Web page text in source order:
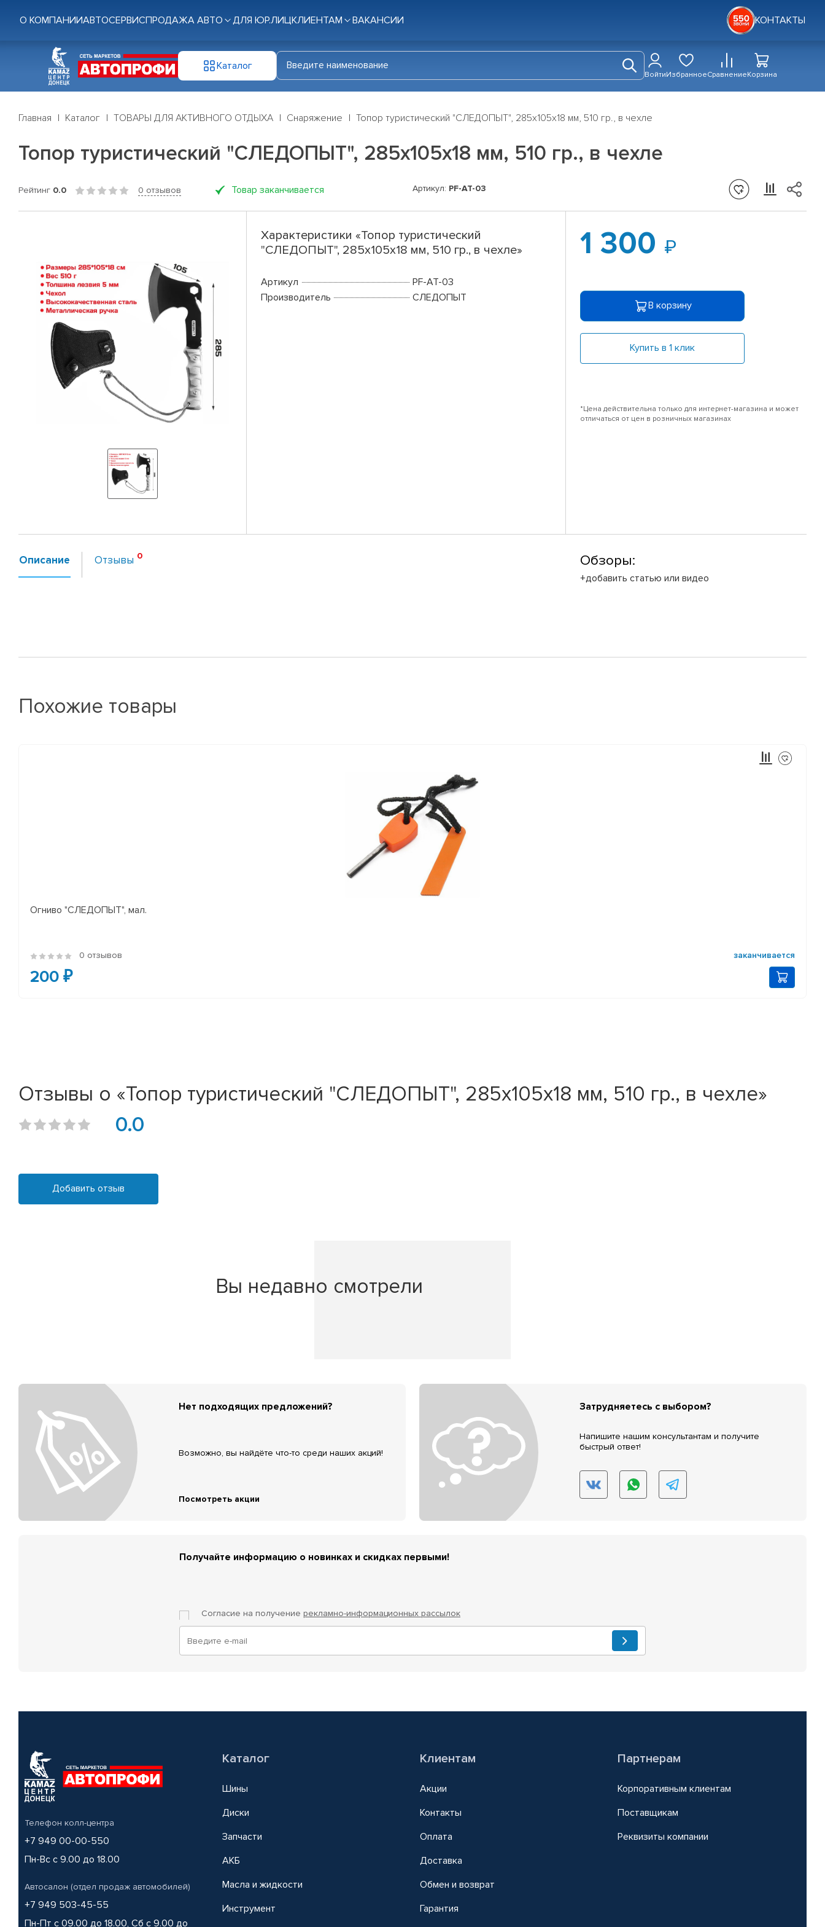
О КОМПАНИИАВТОСЕРВИСПРОДАЖА АВТО ДЛЯ ЮР.ЛИЦКЛИЕНТАМ ВАКАНСИИ КОНТАКТЫ
Каталог
ВойтиИзбранноеСравнениеКорзина
Главная Каталог ТОВАРЫ ДЛЯ АКТИВНОГО ОТДЫХА Снаряжение Топор туристический "СЛЕДОПЫТ", 285х105х18 мм, 510 гр., в чехле
Топор туристический "СЛЕДОПЫТ", 285х105х18 мм, 510 гр., в чехле
Рейтинг 0.0 0 отзывов Товар заканчивается Артикул: PF-AT-03
Характеристики «Топор туристический
"СЛЕДОПЫТ", 285х105х18 мм, 510 гр., в чехле»
Артикул
PF-AT-03
Производитель
СЛЕДОПЫТ
1 300
В корзину
Купить в 1 клик
*Цена действительна только для интернет-магазина и может
отличаться от цен в розничных магазинах
Описание Отзывы Обзоры:
+добавить статью или видео
Похожие товары
Огниво "СЛЕДОПЫТ", мал.
0 отзывов заканчивается
200 ₽
Отзывы о «Топор туристический "СЛЕДОПЫТ", 285х105х18 мм, 510 гр., в чехле»
0.0
Добавить отзыв
Вы недавно смотрели
Нет подходящих предложений?
Возможно, вы найдёте что-то среди наших акций!
Посмотреть акции
Затрудняетесь с выбором?
Напишите нашим консультантам и получите
быстрый ответ!
Получайте информацию о новинках и скидках первыми!
Согласие на получение рекламно-информационных рассылок
Телефон колл-центра
+7 949 00-00-550
Пн-Вс с 9.00 до 18.00
Автосалон (отдел продаж автомобилей)
+7 949 503-45-55
Пн-Пт с 09.00 до 18.00, Сб с 9.00 до
Каталог
Шины
Диски
Запчасти
АКБ
Масла и жидкости
Инструмент
Клиентам
Акции
Контакты
Оплата
Доставка
Обмен и возврат
Гарантия
Партнерам
Корпоративным клиентам
Поставщикам
Реквизиты компании